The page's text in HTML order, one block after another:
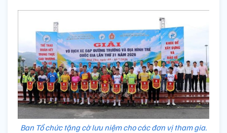
Ban Tổ chức tặng cờ lưu niệm cho các đơn vị tham gia.